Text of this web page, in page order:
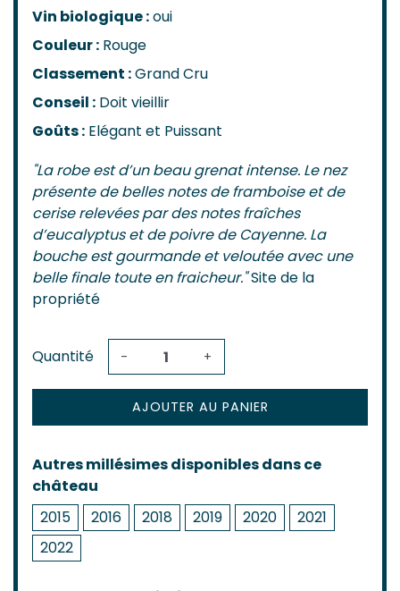
Vin biologique :oui
Couleur : Rouge
Classement :Grand Cru
Conseil : Doit vieillir
Goûts : Elégant et Puissant
"La robe est d’un beau grenat intense. Le nez
présente de belles notes de framboise et de
cerise relevées par des notes fraîches
d’eucalyptus et de poivre de Cayenne. La
bouche est gourmande et veloutée avec une
belle finale toute en fraicheur."Site de la
propriété
Quantité - +
AJOUTER AU PANIER
Autres millésimes disponibles dans ce
château
2015
2016 2018 2019 2020
2021
2022